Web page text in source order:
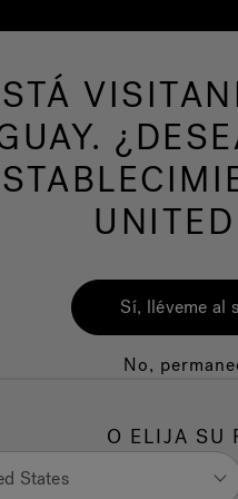
de hidromasaje Más
Sí, lléveme al
No,
O ELIJA SU
States